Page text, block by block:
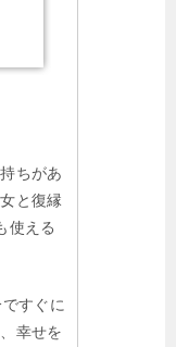
ちがあ
と復縁
使える
すぐに
幸せを